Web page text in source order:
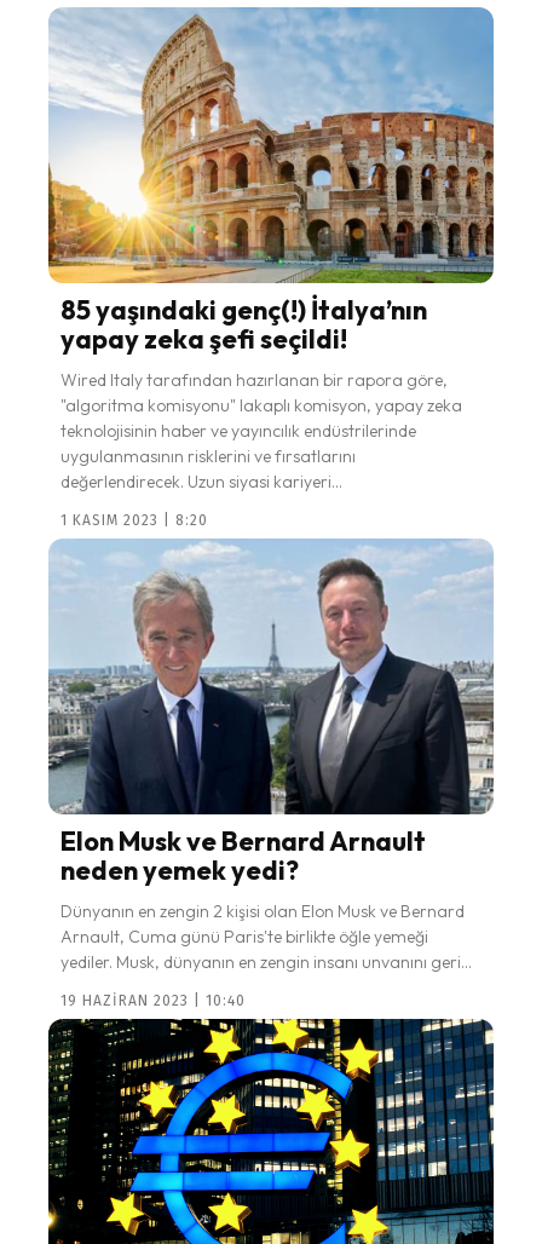
85 yaşındaki genç(!) İtalya’nın
yapay zeka şefi seçildi!
Wired Italy tarafından hazırlanan bir rapora göre,
"algoritma komisyonu" lakaplı komisyon, yapay zeka
teknolojisinin haber ve yayıncılık endüstrilerinde
uygulanmasının risklerini ve fırsatlarını
değerlendirecek. Uzun siyasi kariyeri...
1 KASIM 2023 | 8:20
Elon Musk ve Bernard Arnault
neden yemek yedi?
Dünyanın en zengin 2 kişisi olan Elon Musk ve Bernard
Arnault, Cuma günü Paris'te birlikte öğle yemeği
yediler. Musk, dünyanın en zengin insanı unvanını geri...
19 HAZIRAN 2023 | 10:40